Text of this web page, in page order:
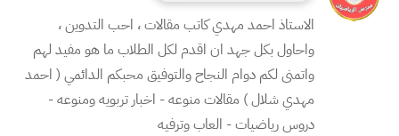
الاستاذ احمد مهدي كاتب مقالات ، احب التدوين ،
واحاول بكل جهد ان اقدم لكل الطلاب ما هو مفيد لهم
واتمنى لكم دوام النجاح والتوفيق محبكم الدائمي ( احمد
مهدي شلال ) مقالات منوعه - اخبار تربويه ومنوعه -
دروس رياضيات - العاب وترفيه